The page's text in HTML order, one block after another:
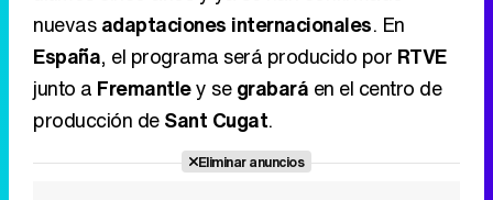
Eliminar anuncios